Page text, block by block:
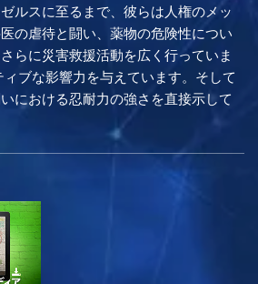
ルスに至るまで、彼らは人権のメッ
の虐待と闘い、薬物の危険性につい
らに災害救援活動を広く行っていま
ブな影響力を与えています。そして
における忍耐力の強さを直接示して